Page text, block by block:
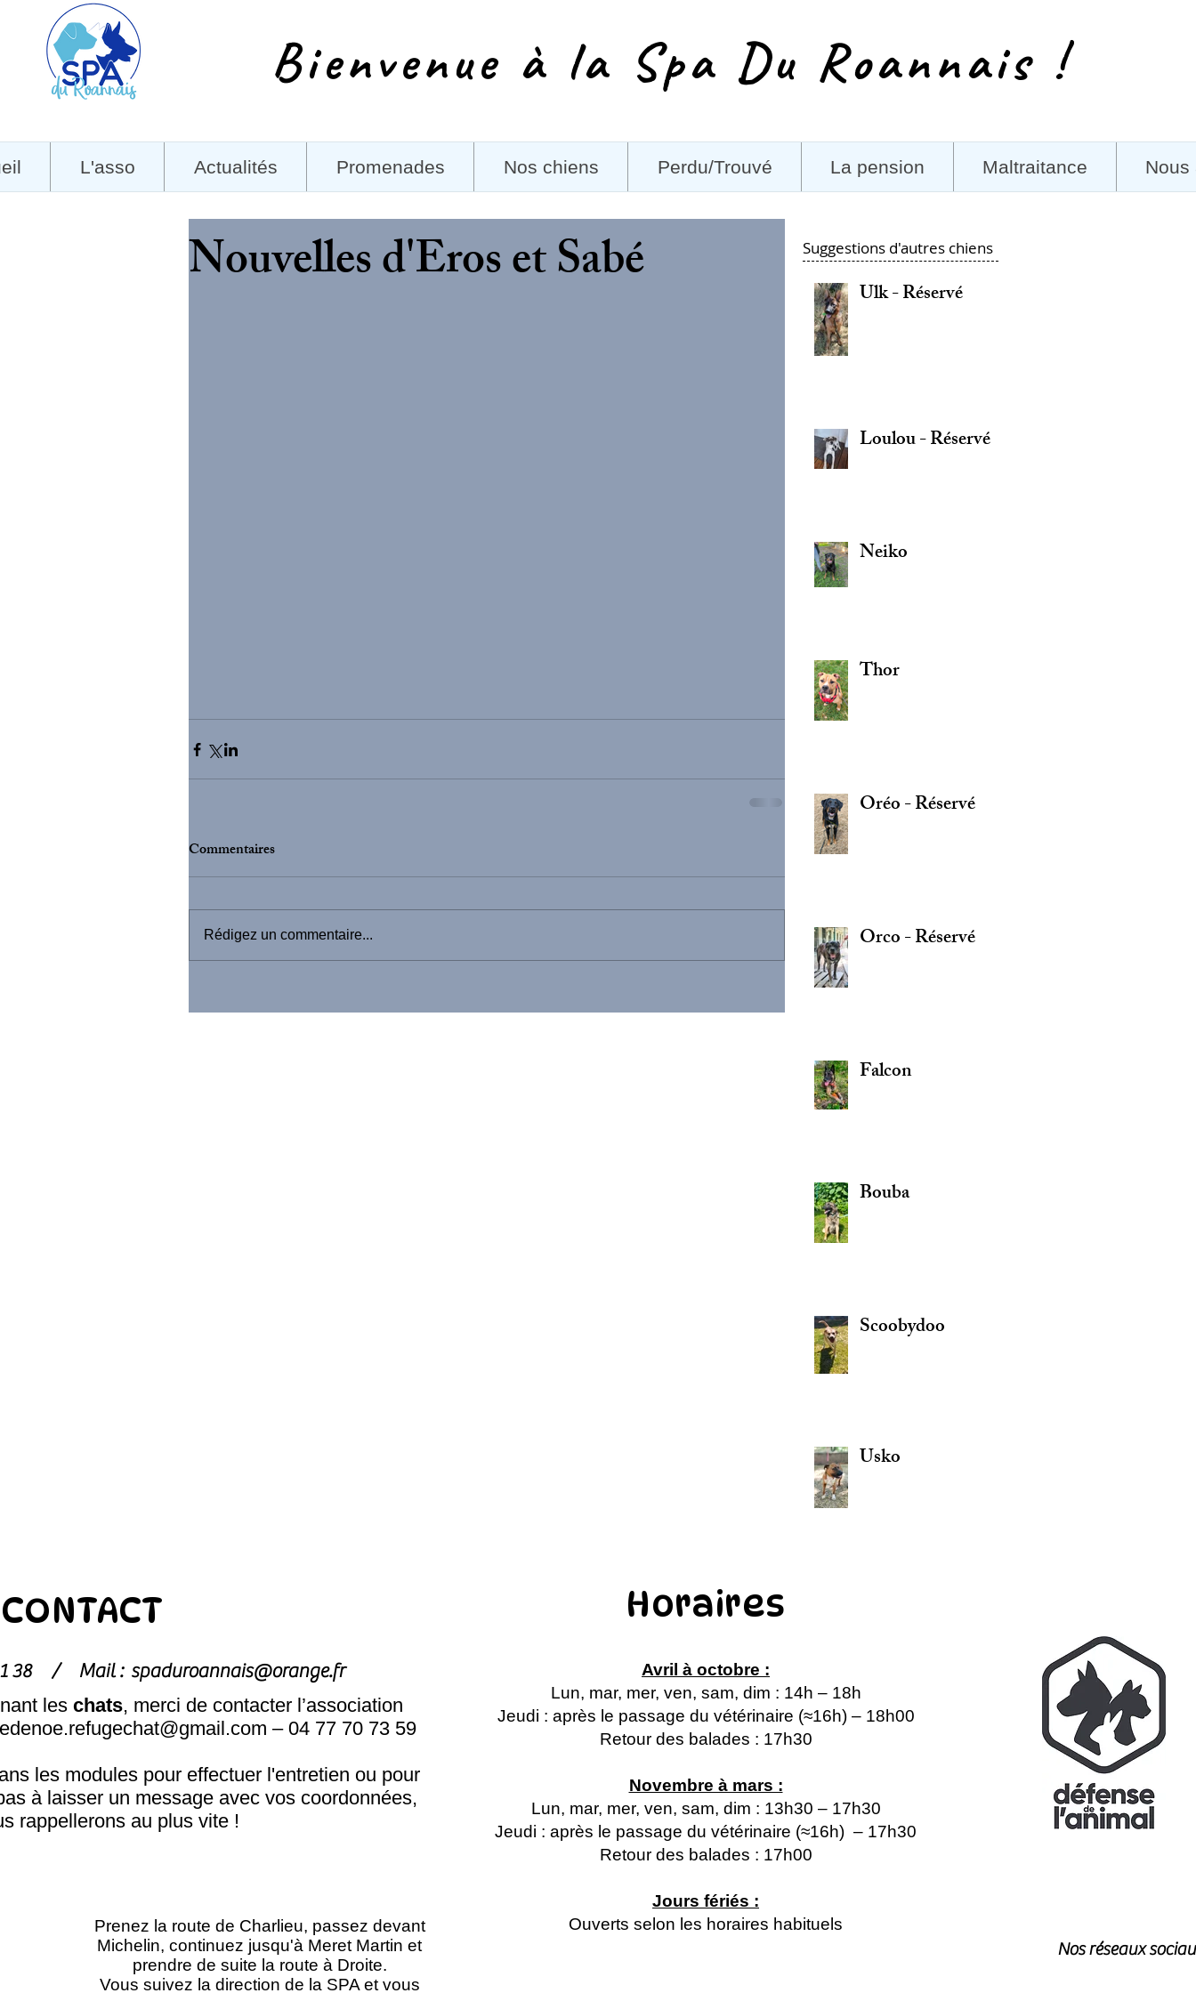
Bienvenue à la Spa Du Roannais !
L'asso Actualités Promenades Nos chiens Perdu/Trouvé La pension Maltraitance Nous
Nouvelles d'Eros et Sabé
Commentaires
Rédigez un commentaire...
Suggestions d'autres chiens
Ulk - Réservé
Loulou - Réservé
Neiko
Thor
Oréo - Réservé
Orco - Réservé
Falcon
Bouba
Scoobydoo
Usko
CONTACT
81 38 / Mail : spaduroannais@orange.fr
les chats, merci de contacter l’association
– 04 77 70 73 59
les modules pour effectuer l'entretien ou pour
à laisser un message avec vos coordonnées,
rappellerons au plus vite !
Prenez la route de Charlieu, passez devant
Michelin, continuez jusqu'à Meret Martin et
prendre de suite la route à Droite.
Vous suivez la direction de la SPA et vous
Horaires
Avril à octobre :
Lun, mar, mer, ven, sam, dim : 14h – 18h
Jeudi : après le passage du vétérinaire (≈16h) – 18h00
Retour des balades : 17h30
Novembre à mars :
Lun, mar, mer, ven, sam, dim : 13h30 – 17h30
Jeudi : après le passage du vétérinaire (≈16h) – 17h30
Retour des balades : 17h00
Jours fériés :
Ouverts selon les horaires habituels
Nos réseaux